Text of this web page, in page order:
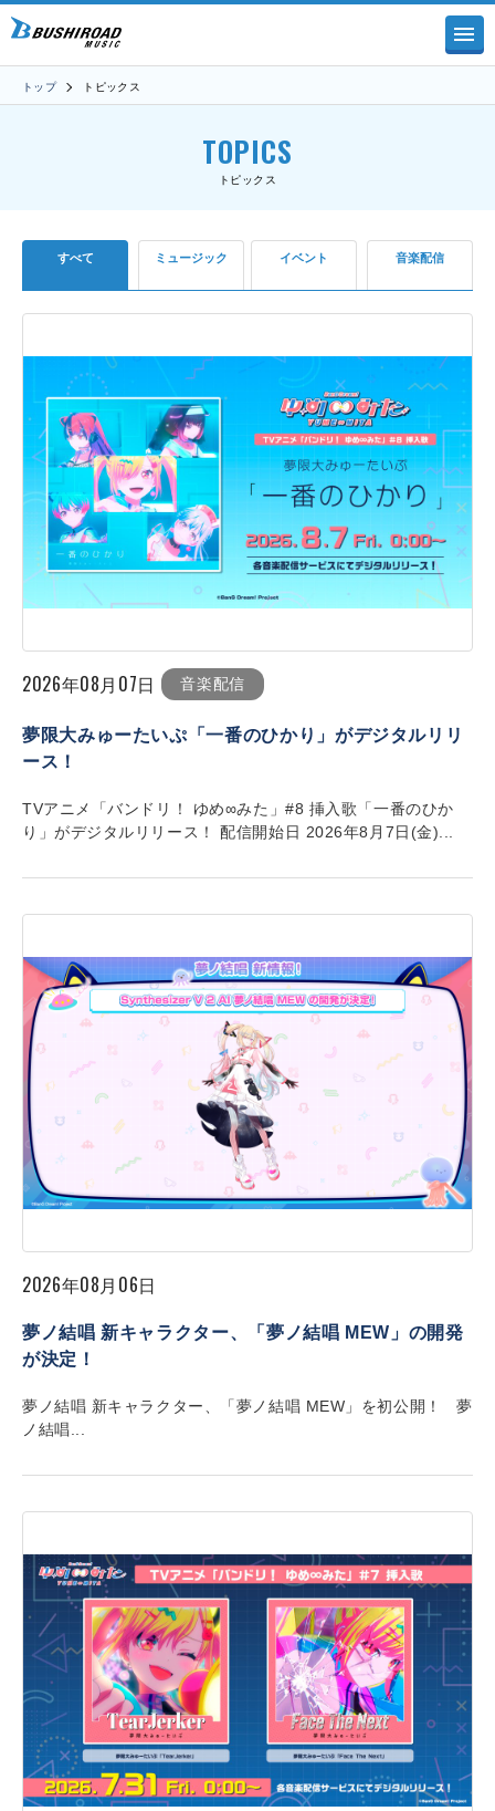
トップ トピックス
TOPICS
トピックス
すべて ミュージック イベント 音楽配信
2026年08月07日 音楽配信
夢限大みゅーたいぷ「一番のひかり」がデジタルリリ
ース！
TVアニメ「バンドリ！ ゆめ∞みた」#8 挿入歌「一番のひか
り」がデジタルリリース！ 配信開始日 2026年8月7日(金)...
2026年08月06日
夢ノ結唱 新キャラクター、「夢ノ結唱 MEW」の開発
が決定！
夢ノ結唱 新キャラクター、「夢ノ結唱 MEW」を初公開！ 夢
ノ結唱...